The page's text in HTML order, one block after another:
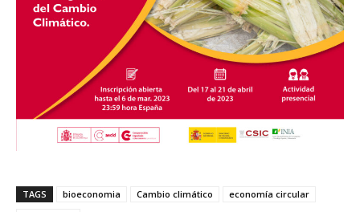
TAGS bioeconomia Cambio climático
economía circular